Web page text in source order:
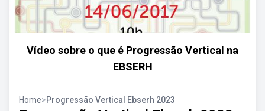
Vídeo sobre o que é Progressão Vertical na
EBSERH
Home>Progressão Vertical Ebserh 2023